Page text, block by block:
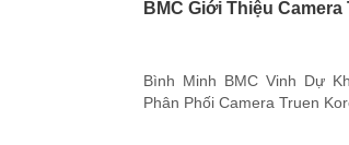
BMC Giới Thiệu
Bình Minh BMC Vinh Dự
Phân Phối Camera Truen